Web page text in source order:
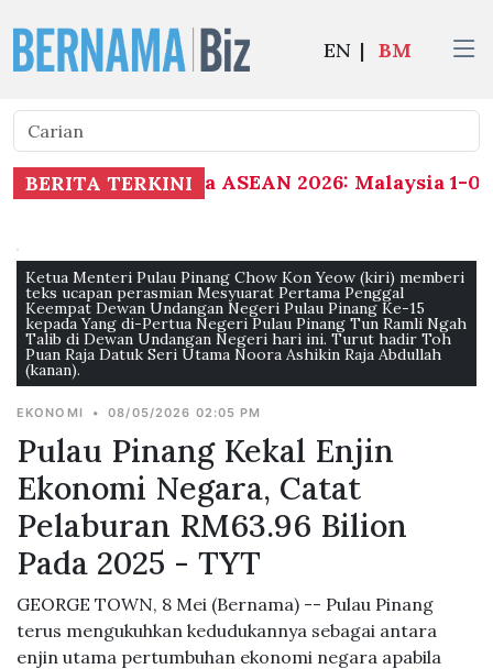
EN | BM
BERITA TERKINIPiala ASEAN 2026: Malaysia 1-0
Ketua Menteri Pulau Pinang Chow Kon Yeow (kiri) memberi
teks ucapan perasmian Mesyuarat Pertama Penggal
Keempat Dewan Undangan Negeri Pulau Pinang Ke-15
kepada Yang di-Pertua Negeri Pulau Pinang Tun Ramli Ngah
Talib di Dewan Undangan Negeri hari ini. Turut hadir Toh
Puan Raja Datuk Seri Utama Noora Ashikin Raja Abdullah
(kanan).
EKONOMI • 08/05/2026 02:05 PM
Pulau Pinang Kekal Enjin
Ekonomi Negara, Catat
Pelaburan RM63.96 Bilion
Pada 2025 - TYT
GEORGE TOWN, 8 Mei (Bernama) -- Pulau Pinang
terus mengukuhkan kedudukannya sebagai antara
enjin utama pertumbuhan ekonomi negara apabila